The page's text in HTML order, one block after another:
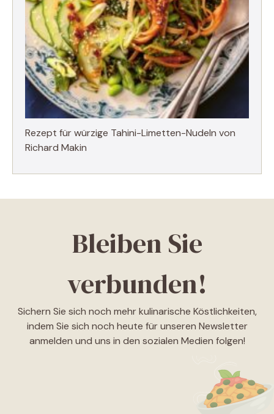
Rezept für würzige Tahini-Limetten-Nudeln von
Richard Makin
Bleiben Sie
verbunden!
Sichern Sie sich noch mehr kulinarische Köstlichkeiten,
indem Sie sich noch heute für unseren Newsletter
anmelden und uns in den sozialen Medien folgen!